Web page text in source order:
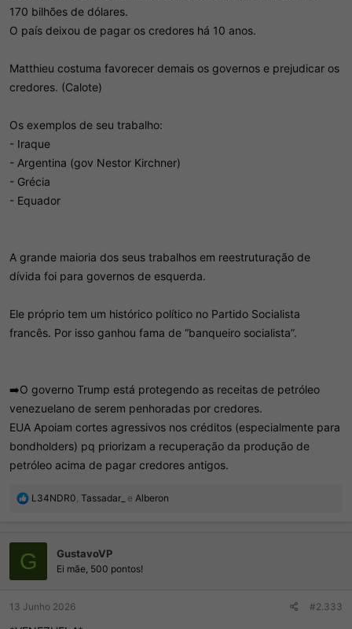
170 bilhões de dólares.
O país deixou de pagar os credores há 10 anos.
Matthieu costuma favorecer demais os governos e prejudicar os
credores. (Calote)
Os exemplos de seu trabalho:
- Iraque
- ⁠Argentina (gov Nestor Kirchner)
- ⁠Grécia
- ⁠Equador
A grande maioria dos seus trabalhos em reestruturação de
dívida foi para governos de esquerda.
Ele próprio tem um histórico político no Partido Socialista
francês. Por isso ganhou fama de “banqueiro socialista”.
➡️O governo Trump está protegendo as receitas de petróleo
venezuelano de serem penhoradas por credores.
EUA Apoiam cortes agressivos nos créditos (especialmente para
bondholders) pq priorizam a recuperação da produção de
petróleo acima de pagar credores antigos.
R
ç
õ
e
s
L34NDR0, Tassadar_ e Alberon
G GustavoVP
Ei mãe, 500 pontos!
13 Junho 2026 #2.333